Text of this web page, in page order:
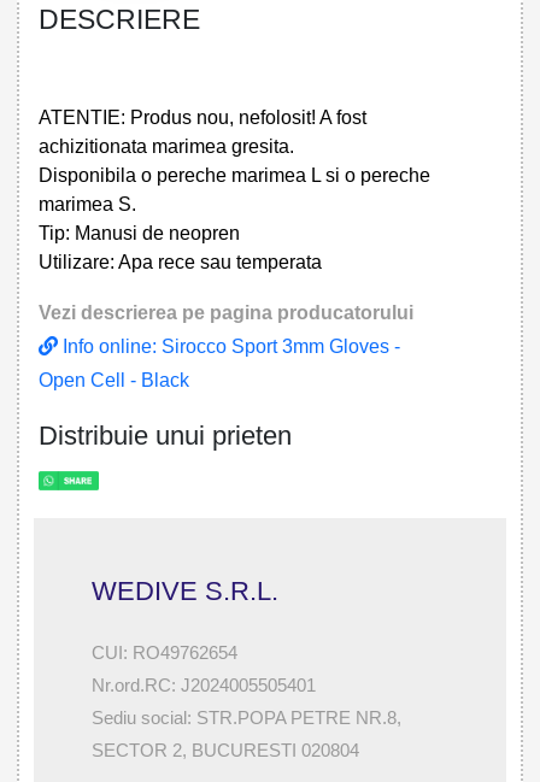
DESCRIERE
ATENTIE: Produs nou, nefolosit! A fost
achizitionata marimea gresita.
Disponibila o pereche marimea L si o pereche
marimea S.
Tip: Manusi de neopren
Utilizare: Apa rece sau temperata
Vezi descrierea pe pagina producatorului
Info online: Sirocco Sport 3mm Gloves -
Open Cell - Black
Distribuie unui prieten
WEDIVE S.R.L.
CUI: RO49762654
Nr.ord.RC: J2024005505401
Sediu social: STR.POPA PETRE NR.8,
SECTOR 2, BUCURESTI 020804